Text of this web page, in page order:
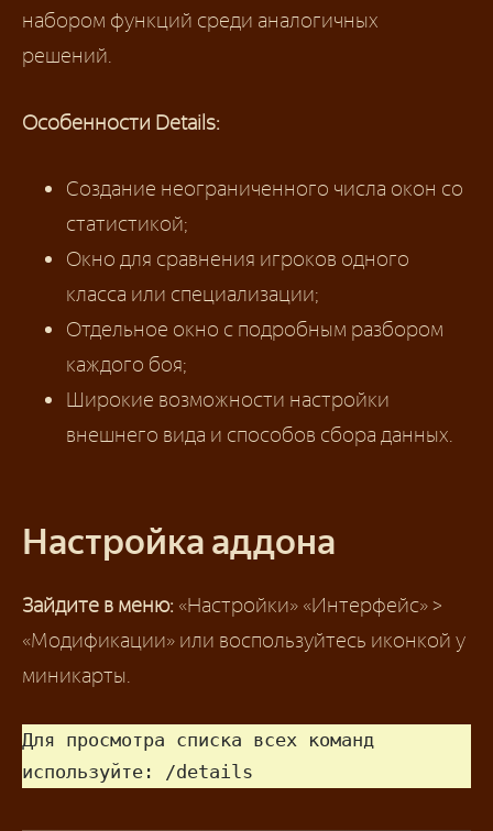
набором функций среди аналогичных
решений.
Особенности Details:
Создание неограниченного числа окон со
статистикой;
Окно для сравнения игроков одного
класса или специализации;
Отдельное окно с подробным разбором
каждого боя;
Широкие возможности настройки
внешнего вида и способов сбора данных.
Настройка аддона
Зайдите в меню: «Настройки» «Интерфейс» >
«Модификации» или воспользуйтесь иконкой у
миникарты.
Для просмотра списка всех команд
используйте: /details